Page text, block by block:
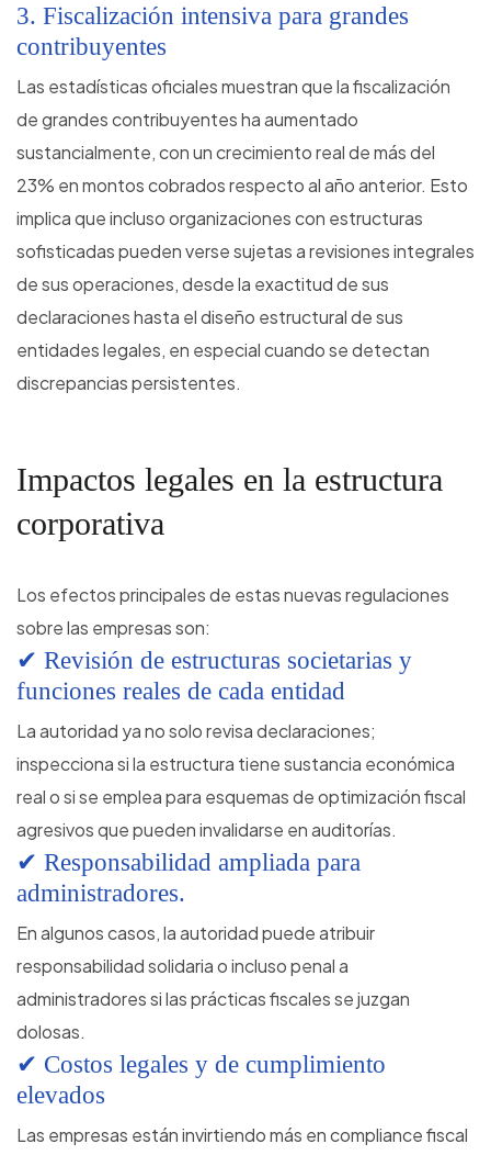
3. Fiscalización intensiva para grandes
contribuyentes
Las estadísticas oficiales muestran que la fiscalización
de grandes contribuyentes ha aumentado
sustancialmente, con un crecimiento real de más del
23% en montos cobrados respecto al año anterior. Esto
implica que incluso organizaciones con estructuras
sofisticadas pueden verse sujetas a revisiones integrales
de sus operaciones, desde la exactitud de sus
declaraciones hasta el diseño estructural de sus
entidades legales, en especial cuando se detectan
discrepancias persistentes.
Impactos legales en la estructura
corporativa
Los efectos principales de estas nuevas regulaciones
sobre las empresas son:
✔ Revisión de estructuras societarias y
funciones reales de cada entidad
La autoridad ya no solo revisa declaraciones;
inspecciona si la estructura tiene sustancia económica
real o si se emplea para esquemas de optimización fiscal
agresivos que pueden invalidarse en auditorías.
✔ Responsabilidad ampliada para
administradores.
En algunos casos, la autoridad puede atribuir
responsabilidad solidaria o incluso penal a
administradores si las prácticas fiscales se juzgan
dolosas.
✔ Costos legales y de cumplimiento
elevados
Las empresas están invirtiendo más en compliance fiscal